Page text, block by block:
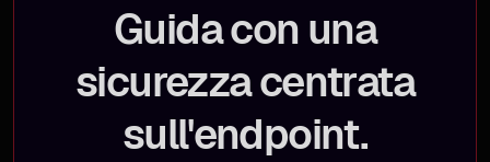
Guida con una
sicurezza centrata
sull'endpoint.